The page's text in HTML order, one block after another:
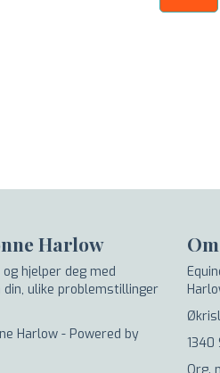
Harlow
hjelper deg med
ulike problemstillinger
Harlow - Powered by
1340
Org.